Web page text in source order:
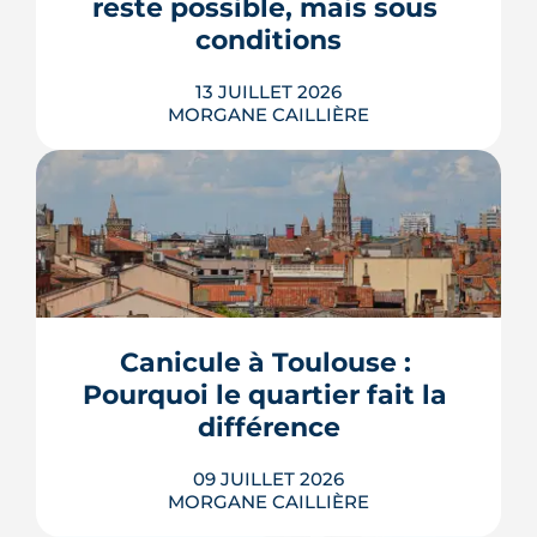
LIRE L'ARTICLE
reste possible, mais sous
conditions
13 JUILLET 2026
MORGANE CAILLIÈRE
Avec le vote du Sénat du 8 juillet, un
logement classé F ou G pourra rester
en location sous conditions de travaux.
Que faut-il en retenir quand on
des lieux des règles, des échéances et
des marges de manœuvre.
LIRE L'ARTICLE
Canicule à Toulouse :
Pourquoi le quartier fait la
différence
09 JUILLET 2026
MORGANE CAILLIÈRE